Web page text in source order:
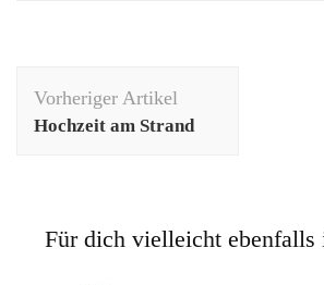
Vorheriger Artikel
Hochzeit am Strand
Für dich vielleicht ebenfalls